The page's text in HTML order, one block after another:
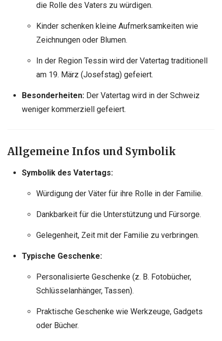
die Rolle des Vaters zu würdigen.
Kinder schenken kleine Aufmerksamkeiten wie
Zeichnungen oder Blumen.
In der Region Tessin wird der Vatertag traditionell
am 19. März (Josefstag) gefeiert.
Besonderheiten:Der Vatertag wird in der Schweiz
weniger kommerziell gefeiert.
Allgemeine Infos und Symbolik
Symbolik des Vatertags:
Würdigung der Väter für ihre Rolle in der Familie.
Dankbarkeit für die Unterstützung und Fürsorge.
Gelegenheit, Zeit mit der Familie zu verbringen.
Typische Geschenke:
Personalisierte Geschenke (z. B. Fotobücher,
Schlüsselanhänger, Tassen).
Praktische Geschenke wie Werkzeuge, Gadgets
oder Bücher.